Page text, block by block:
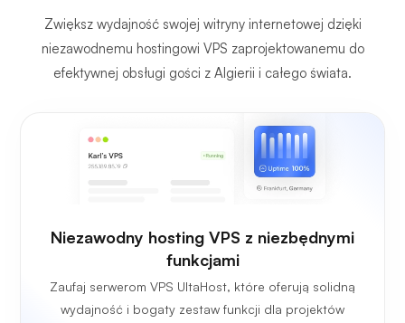
Zwiększ wydajność swojej witryny internetowej dzięki
niezawodnemu hostingowi VPS zaprojektowanemu do
efektywnej obsługi gości z Algierii i całego świata.
Niezawodny hosting VPS z niezbędnymi
funkcjami
Zaufaj serwerom VPS UltaHost, które oferują solidną
wydajność i bogaty zestaw funkcji dla projektów